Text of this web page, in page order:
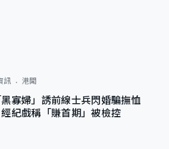
訊 港聞
寡婦」誘前線士兵閃婚騙撫恤
紀戲稱「賺首期」被檢控